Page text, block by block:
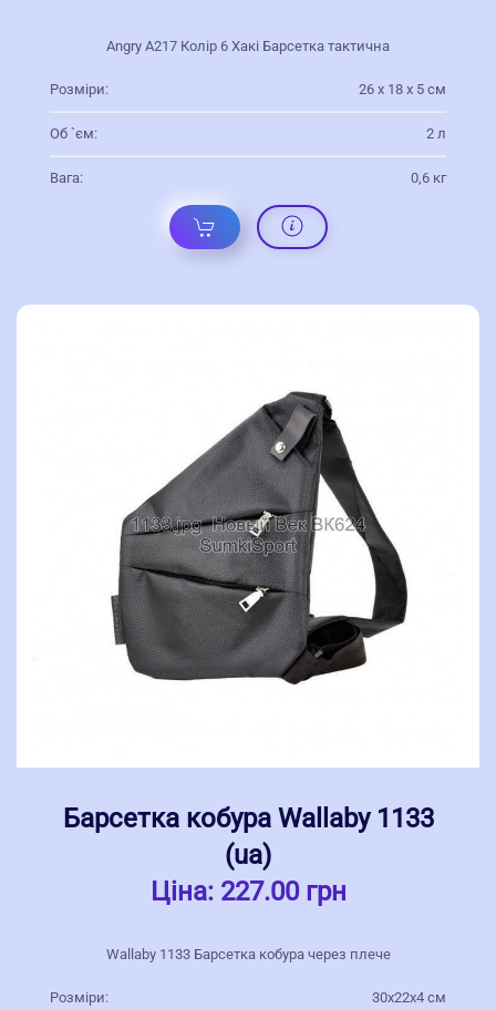
Angry А217 Колір 6 Хакі Барсетка тактична
Розміри: 26 х 18 х 5 см
Об `єм: 2 л
Вага: 0,6 кг
Барсетка кобура Wallaby 1133
(ua)
Ціна: 227.00 грн
Wallaby 1133 Барсетка кобура через плече
Розміри: 30x22x4 см